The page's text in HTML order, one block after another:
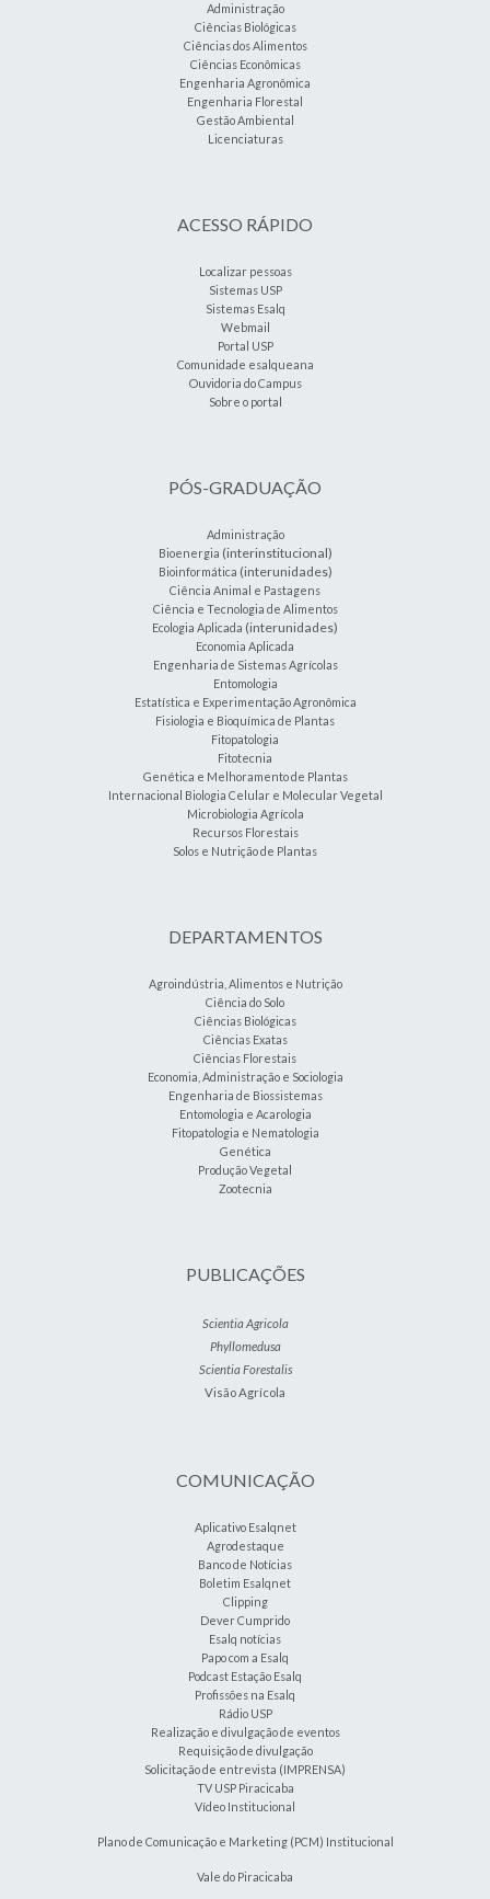
Administração
Ciências Biológicas
Ciências dos Alimentos
Ciências Econômicas
Engenharia Agronômica
Engenharia Florestal
Gestão Ambiental
Licenciaturas
ACESSO RÁPIDO
Localizar pessoas
Sistemas USP
Sistemas Esalq
Webmail
Portal USP
Comunidade esalqueana
Ouvidoria do Campus
Sobre o portal
PÓS-GRADUAÇÃO
Administração
Bioenergia (interinstitucional)
Bioinformática (interunidades)
Ciência Animal e Pastagens
Ciência e Tecnologia de Alimentos
Ecologia Aplicada (interunidades)
Economia Aplicada
Engenharia de Sistemas Agrícolas
Entomologia
Estatística e Experimentação Agronômica
Fisiologia e Bioquímica de Plantas
Fitopatologia
Fitotecnia
Genética e Melhoramento de Plantas
Internacional Biologia Celular e Molecular Vegetal
Microbiologia Agrícola
Recursos Florestais
Solos e Nutrição de Plantas
DEPARTAMENTOS
Agroindústria, Alimentos e Nutrição
Ciência do Solo
Ciências Biológicas
Ciências Exatas
Ciências Florestais
Economia, Administração e Sociologia
Engenharia de Biossistemas
Entomologia e Acarologia
Fitopatologia e Nematologia
Genética
Produção Vegetal
Zootecnia
PUBLICAÇÕES
Scientia Agricola
Phyllomedusa
Scientia Forestalis
Visão Agrícola
COMUNICAÇÃO
Aplicativo Esalqnet
Agrodestaque
Banco de Notícias
Boletim Esalqnet
Clipping
Dever Cumprido
Esalq notícias
Papo com a Esalq
Podcast Estação Esalq
Profissões na Esalq
Rádio USP
Realização e divulgação de eventos
Requisição de divulgação
Solicitação de entrevista (IMPRENSA)
TV USP Piracicaba
Vídeo Institucional
Plano de Comunicação e Marketing (PCM) Institucional
Vale do Piracicaba